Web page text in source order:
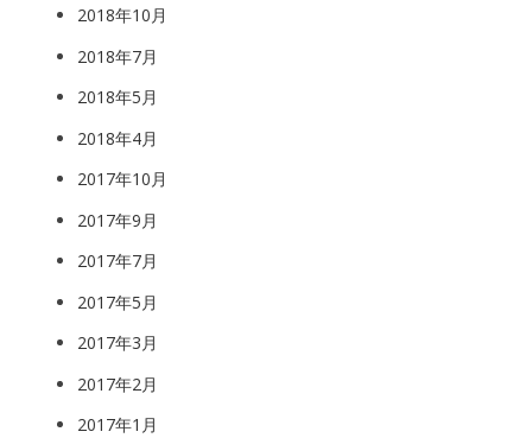
2018年10月
2018年7月
2018年5月
2018年4月
2017年10月
2017年9月
2017年7月
2017年5月
2017年3月
2017年2月
2017年1月